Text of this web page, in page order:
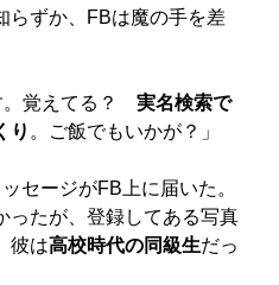
らずか、FBは魔の手を差
。覚えてる？ 実名検索で
り 。ご飯でもいかが？」
セージがFB上に届いた。
ったが、登録してある写真
彼は高校時代の同級生だっ